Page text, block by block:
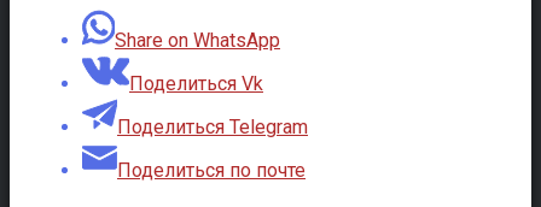
Share on WhatsApp
Поделиться Vk
Поделиться Telegram
Поделиться по почте